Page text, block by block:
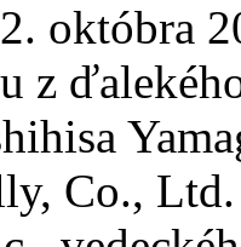
októbra
z
Co.,